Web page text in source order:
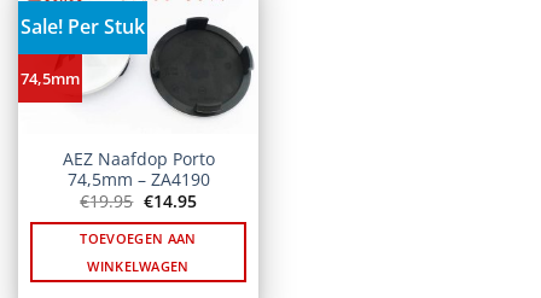
Sale! Per Stuk
74,5mm
AEZ Naafdop Porto
74,5mm – ZA4190
€19.95 Oorspronkelijke
prijs
was:
€19.95.
€14.95Huidige
is:
TOEVOEGEN AAN
WINKELWAGEN